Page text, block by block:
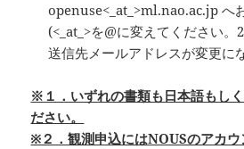
openuse<_at_>ml.nao.ac.jp へ
(<_at_>を@に変えてください。
送信先メールアドレスが変更に
※１．いずれの書類も日本語もし
ださい。
※２．観測申込にはNOUSのアカウ